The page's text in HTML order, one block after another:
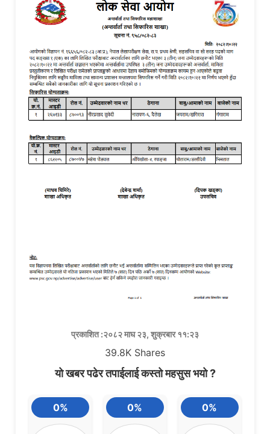
प्रकाशित :२०८२ माघ २३, शुक्रबार ११:२३
39.8K Shares
यो खबर पढेर तपाईलाई कस्तो महसुस भयो ?
0% 0% 0%